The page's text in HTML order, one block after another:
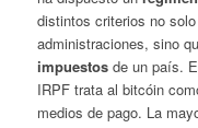
distintos criterios no
administraciones, sino
impuestos de un país.
IRPF trata al bitcóin
medios de pago. La